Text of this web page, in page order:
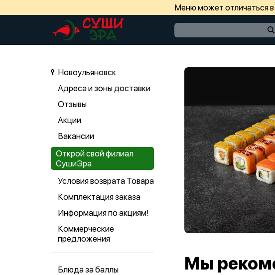
Меню может отличаться
Новоульяновск
Адреса и зоны доставки
Отзывы
Акции
Вакансии
Открой свой филиал
СушиЭра
Условия возврата Товара
Комплектация заказа
Информация по акциям!
Коммерческие
предложения
Блюда за баллы
Мы